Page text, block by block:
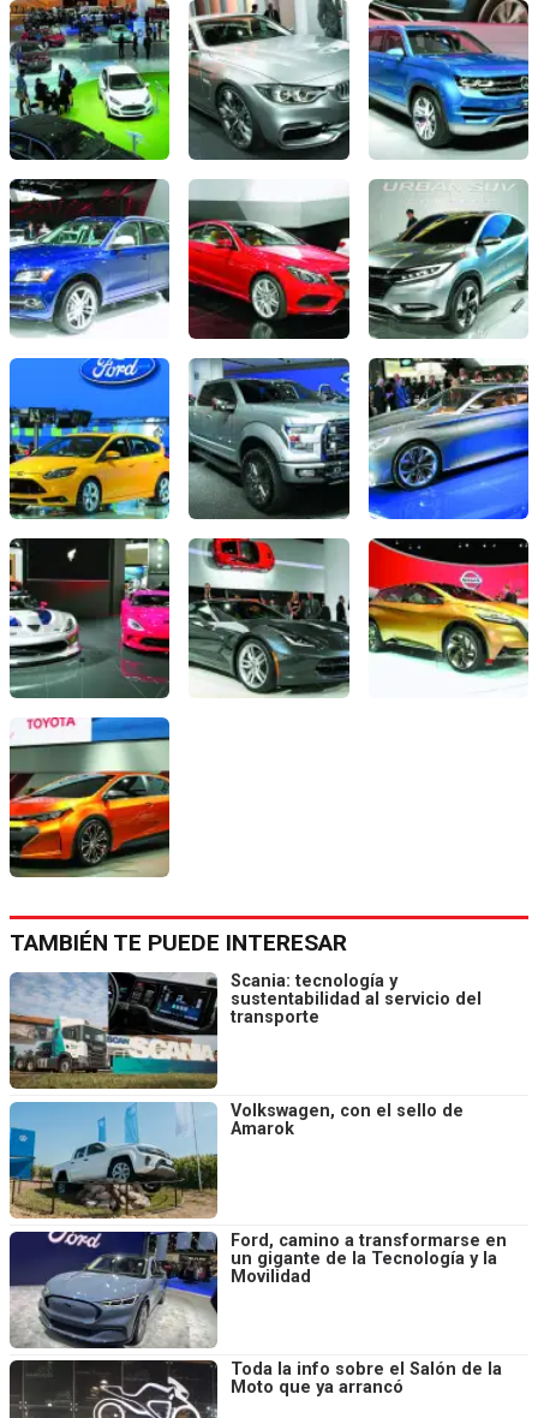
TAMBIÉN TE PUEDE INTERESAR
Scania: tecnología y
sustentabilidad al servicio del
transporte
Volkswagen, con el sello de
Amarok
Ford, camino a transformarse en
un gigante de la Tecnología y la
Movilidad
Toda la info sobre el Salón de la
Moto que ya arrancó